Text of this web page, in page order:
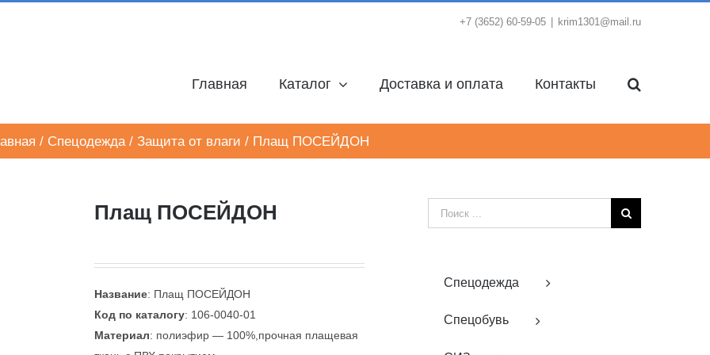
+7 (3652) 60-59-05 krim1301@mail.ru
Главная Каталог Доставка и оплата Контакты
/ Спецодежда / Защита от влаги / Плащ ПОСЕЙДОН
Плащ ПОСЕЙДОН
Название: Плащ ПОСЕЙДОН
Код по каталогу: 106-0040-01
Материал: полиэфир — 100%,прочная плащевая
Результат
поиска:
Спецодежда
Спецобувь